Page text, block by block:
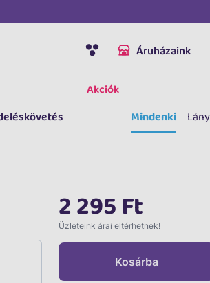
Áruházaink
Akciók
Mindenki
2 295 Ft
Üzleteink árai eltérhetnek!
Kosárba